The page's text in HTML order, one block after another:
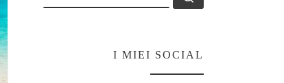
I MIEI SOCIAL